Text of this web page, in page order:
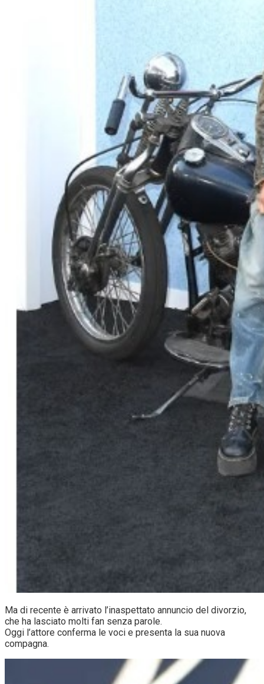
Ma di recente è arrivato l’inaspettato annuncio del divorzio,
che ha lasciato molti fan senza parole.
Oggi l’attore conferma le voci e presenta la sua nuova
compagna.